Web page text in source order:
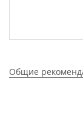
Общие